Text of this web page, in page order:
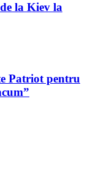
la Kiev la
Patriot pentru